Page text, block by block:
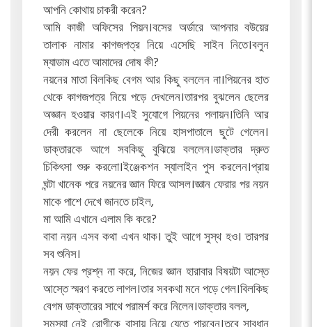
আপনি কোথায় চাকরী করেন?
আমি কাজী অফিসের পিয়ন।বসের অর্ডারে আপনার বউয়ের
তালাক নামার কাগজপত্র নিয়ে এসেছি সাইন নিতে।বলুন
ম্যাডাম এতে আমাদের দোষ কী?
নয়নের মাতা বিলকিছ বেগম আর কিছু বললেন না।পিয়নের হাত
থেকে কাগজপত্র নিয়ে পড়ে দেখলেন।তারপর বুঝলেন ছেলের
অজ্ঞান হওয়ার কারণ।এই সুযোগে পিয়নের পলায়ন।তিনি আর
দেরী করলেন না ছেলেকে নিয়ে হাসপাতালে ছুটে গেলেন।
ডাক্তারকে আগে সবকিছু বুঝিয়ে বললেন।ডাক্তার দ্রুত
চিকিৎসা শুরু করলো।ইঞ্জেকশন স্যালাইন পুস করলেন।প্রায়
ঘন্টা খানেক পরে নয়নের জ্ঞান ফিরে আসল।জ্ঞান ফেরার পর নয়ন
মাকে পাশে দেখে জানতে চাইল,
মা আমি এখানে এলাম কি করে?
বাবা নয়ন এসব কথা এখন থাক। তুই আগে সুস্থ হও। তারপর
সব শুনিস।
নয়ন ফের প্রশ্ন না করে, নিজের জ্ঞান হারাবার বিষয়টা আস্তে
আস্তে স্মরণ করতে লাগল।তার সবকথা মনে পড়ে গেল।বিলকিছ
বেগম ডাক্তারের সাথে পরামর্শ করে নিলেন।ডাক্তার বলল,